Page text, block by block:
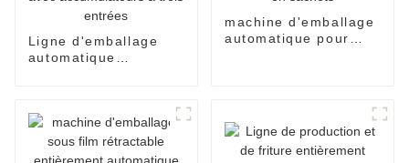
Ligne d'emballage
automatique
avec accumulateurs à
trois entrées
machine d'emballage
automatique pour